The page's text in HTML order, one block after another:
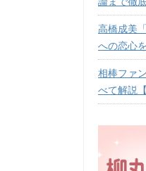
高橋成美
への恋心
相棒ファ
べて解説